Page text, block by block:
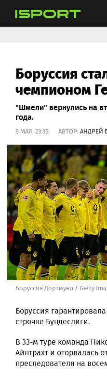
Боруссия
чемпионом
"Шмели" вернулись на
года.
8 МАЯ, 23:35 АВТОР: АНДРЕЙ
Боруссия Дортмунд / Getty
Боруссия
строчке Бундеслиги.
В 33-м туре команда
Айнтрахт и оторвалась
преследователя на